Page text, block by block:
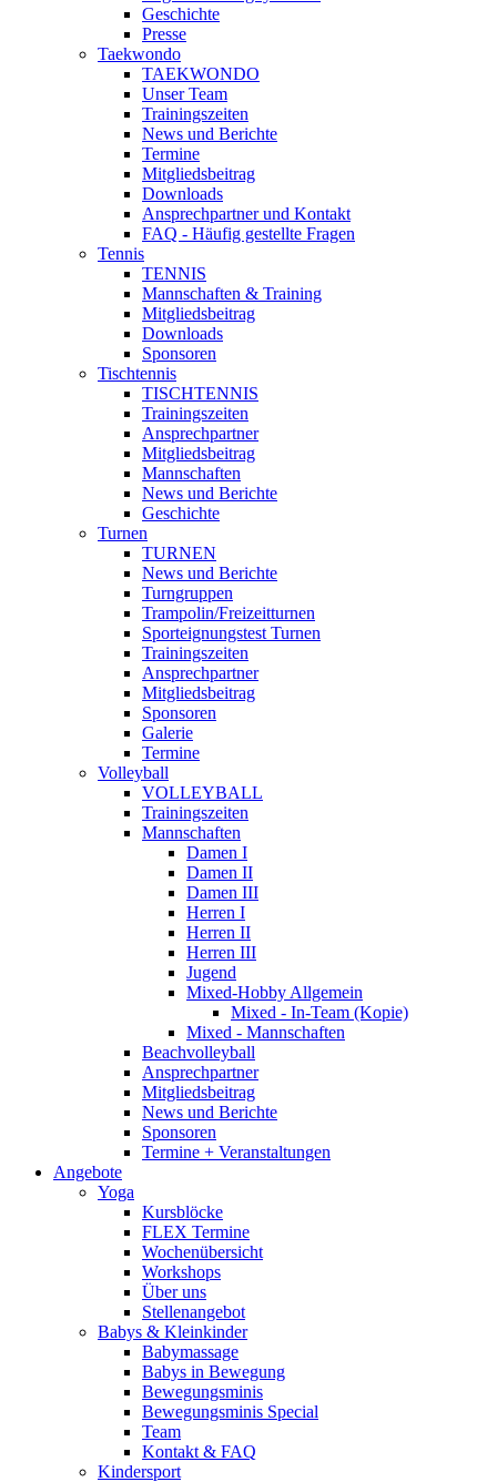
Geschichte
Presse
Taekwondo
TAEKWONDO
Unser Team
Trainingszeiten
News und Berichte
Termine
Mitgliedsbeitrag
Downloads
Ansprechpartner und Kontakt
FAQ - Häufig gestellte Fragen
Tennis
TENNIS
Mannschaften & Training
Mitgliedsbeitrag
Downloads
Sponsoren
Tischtennis
TISCHTENNIS
Trainingszeiten
Ansprechpartner
Mitgliedsbeitrag
Mannschaften
News und Berichte
Geschichte
Turnen
TURNEN
News und Berichte
Turngruppen
Trampolin/Freizeitturnen
Sporteignungstest Turnen
Trainingszeiten
Ansprechpartner
Mitgliedsbeitrag
Sponsoren
Galerie
Termine
Volleyball
VOLLEYBALL
Trainingszeiten
Mannschaften
Damen I
Damen II
Damen III
Herren I
Herren II
Herren III
Jugend
Mixed-Hobby Allgemein
Mixed - In-Team (Kopie)
Mixed - Mannschaften
Beachvolleyball
Ansprechpartner
Mitgliedsbeitrag
News und Berichte
Sponsoren
Termine + Veranstaltungen
Angebote
Yoga
Kursblöcke
FLEX Termine
Wochenübersicht
Workshops
Über uns
Stellenangebot
Babys & Kleinkinder
Babymassage
Babys in Bewegung
Bewegungsminis
Bewegungsminis Special
Team
Kontakt & FAQ
Kindersport